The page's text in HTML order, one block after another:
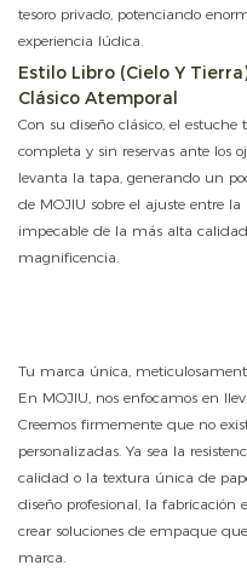
tesoro privado, potenciando
experiencia lúdica.
Estilo Libro (Cielo Y
Clásico Atemporal
Con su diseño clásico, el
completa y sin reservas ante los
levanta la tapa, generando un
de MOJIU sobre el ajuste entre
impecable de la más alta
magnificencia.
Tu marca única,
En MOJIU, nos enfocamos en
Creemos firmemente que no
personalizadas. Ya sea la
calidad o la textura única de
diseño profesional, la fabricación
crear soluciones de empaque
marca.